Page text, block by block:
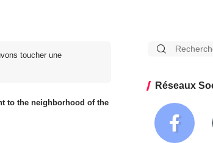
toucher une
to the neighborhood of the
Réseaux